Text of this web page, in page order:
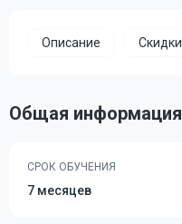
Описание Скидки
Общая информация
СРОК ОБУЧЕНИЯ
7 месяцев